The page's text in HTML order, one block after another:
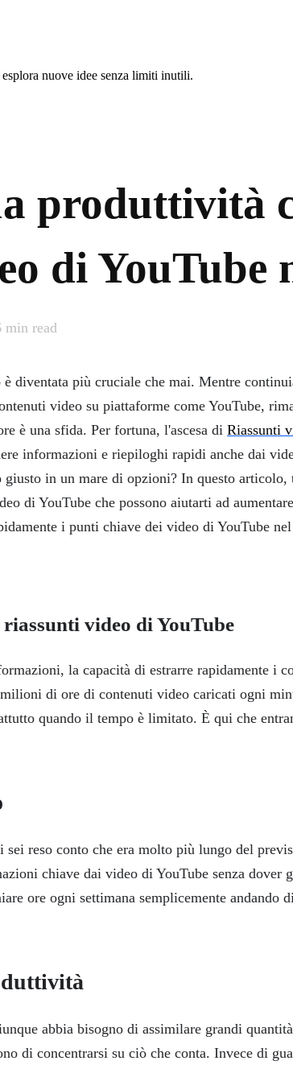
nuove idee senza limiti inutili.
produttività
di YouTube
min read
diventata più cruciale che mai. Mentre
video su piattaforme come YouTube,
è una sfida. Per fortuna, l'ascesa di Riassunti
informazioni e riepiloghi rapidi anche dai
in un mare di opzioni? In questo articolo,
di YouTube che possono aiutarti ad
i punti chiave dei video di YouTube
video di YouTube
la capacità di estrarre rapidamente i
di ore di contenuti video caricati ogni
quando il tempo è limitato. È qui che
reso conto che era molto più lungo del
chiave dai video di YouTube senza dover
ore ogni settimana semplicemente andando
abbia bisogno di assimilare grandi
di concentrarsi su ciò che conta. Invece di